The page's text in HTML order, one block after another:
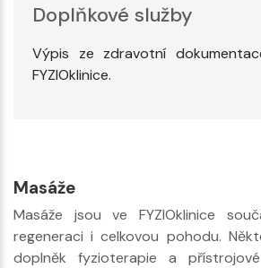
Doplňkové služby
Výpis ze zdravotní
FYZIOklinice.
Masáže
Masáže jsou ve FYZIOklinice
regeneraci i celkovou pohodu.
doplněk fyzioterapie a